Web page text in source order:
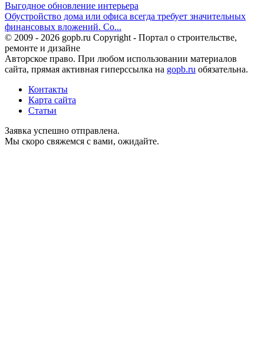
Выгодное обновление интерьера
Обустройство дома или офиса всегда требует значительных
финансовых вложений. Со...
© 2009 - 2026 gopb.ru Copyright - Портал о строительстве,
ремонте и дизайне
Авторское право. При любом использовании материалов
сайта, прямая активная гиперссылка на gopb.ru обязательна.
Контакты
Карта сайта
Статьи
Заявка успешно отправлена.
Мы скоро свяжемся с вами, ожидайте.